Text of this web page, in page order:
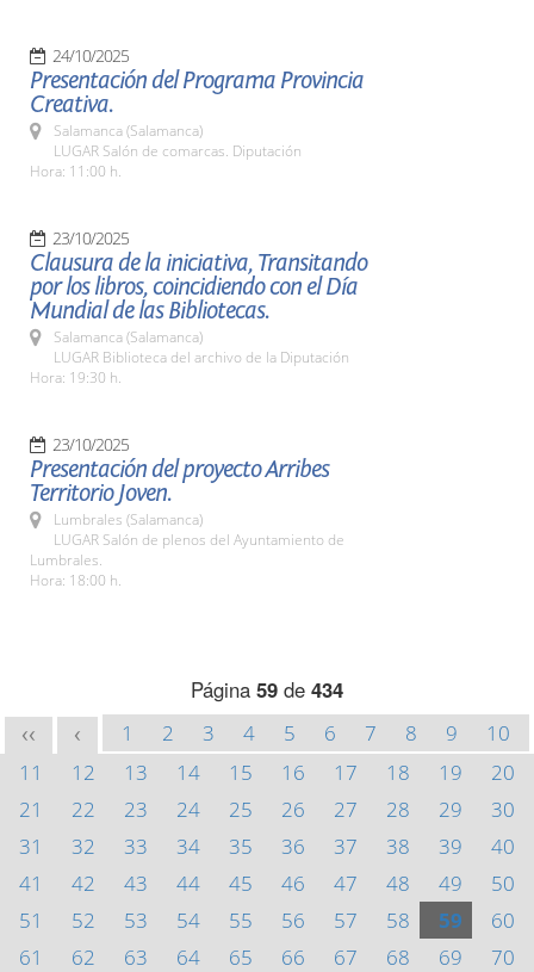
24/10/2025
Presentación del Programa Provincia
Creativa.
Salamanca (Salamanca)
LUGAR Salón de comarcas. Diputación
Hora: 11:00 h.
23/10/2025
Clausura de la iniciativa, Transitando
por los libros, coincidiendo con el Día
Mundial de las Bibliotecas.
Salamanca (Salamanca)
LUGAR Biblioteca del archivo de la Diputación
Hora: 19:30 h.
23/10/2025
Presentación del proyecto Arribes
Territorio Joven.
Lumbrales (Salamanca)
LUGAR Salón de plenos del Ayuntamiento de
Lumbrales.
Hora: 18:00 h.
Página 59 de 434
<< < 1 2 3 4 5 6 7 8 9
10
11
12 13 14 15 16 17 18 19
20
21
22 23 24 25 26 27 28 29
30
31
32 33 34 35 36 37 38 39
40
41
42 43 44 45 46 47 48 49
50
51
52 53 54 55 56 57 58 59
60
61
62 63 64 65 66 67 68 69
70